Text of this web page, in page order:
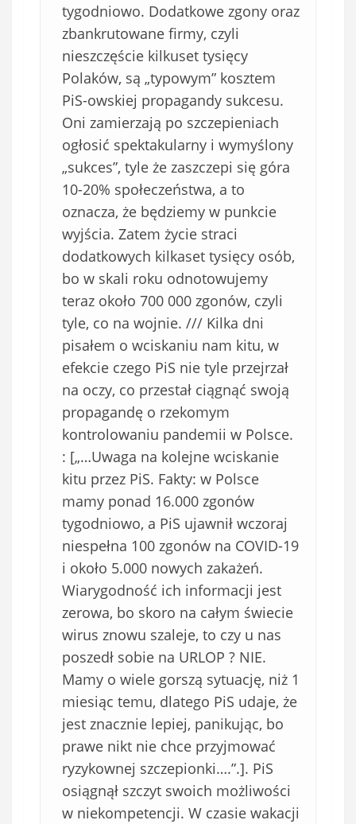
tygodniowo. Dodatkowe zgony oraz
zbankrutowane firmy, czyli
nieszczęście kilkuset tysięcy
Polaków, są „typowym” kosztem
PiS-owskiej propagandy sukcesu.
Oni zamierzają po szczepieniach
ogłosić spektakularny i wymyślony
„sukces”, tyle że zaszczepi się góra
10-20% społeczeństwa, a to
oznacza, że będziemy w punkcie
wyjścia. Zatem życie straci
dodatkowych kilkaset tysięcy osób,
bo w skali roku odnotowujemy
teraz około 700 000 zgonów, czyli
tyle, co na wojnie. /// Kilka dni
pisałem o wciskaniu nam kitu, w
efekcie czego PiS nie tyle przejrzał
na oczy, co przestał ciągnąć swoją
propagandę o rzekomym
kontrolowaniu pandemii w Polsce.
: [„…Uwaga na kolejne wciskanie
kitu przez PiS. Fakty: w Polsce
mamy ponad 16.000 zgonów
tygodniowo, a PiS ujawnił wczoraj
niespełna 100 zgonów na COVID-19
i około 5.000 nowych zakażeń.
Wiarygodność ich informacji jest
zerowa, bo skoro na całym świecie
wirus znowu szaleje, to czy u nas
poszedł sobie na URLOP ? NIE.
Mamy o wiele gorszą sytuację, niż 1
miesiąc temu, dlatego PiS udaje, że
jest znacznie lepiej, panikując, bo
prawe nikt nie chce przyjmować
ryzykownej szczepionki….”.]. PiS
osiągnął szczyt swoich możliwości
w niekompetencji. W czasie wakacji